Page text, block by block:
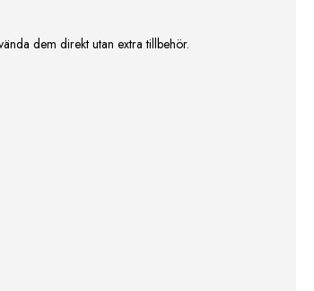
dem direkt utan extra tillbehör.